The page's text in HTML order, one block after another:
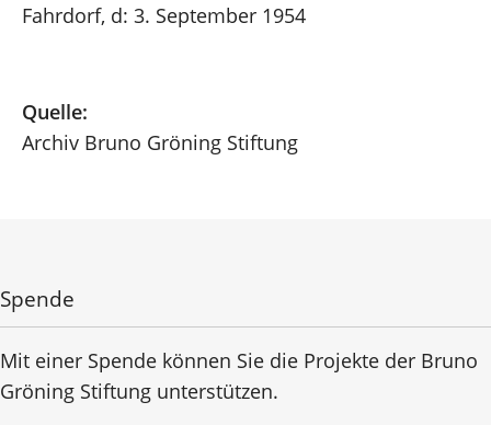
Fahrdorf, d: 3. September 1954
Quelle:
Archiv Bruno Gröning Stiftung
Spende
Mit einer Spende können Sie die Projekte der Bruno
Gröning Stiftung unterstützen.